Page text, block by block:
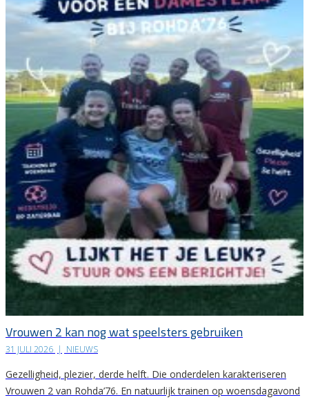
Vrouwen 2 kan nog wat speelsters gebruiken
31 JULI 2026 | NIEUWS
Gezelligheid, plezier, derde helft. Die onderdelen karakteriseren
Vrouwen 2 van Rohda’76. En natuurlijk trainen op woensdagavond